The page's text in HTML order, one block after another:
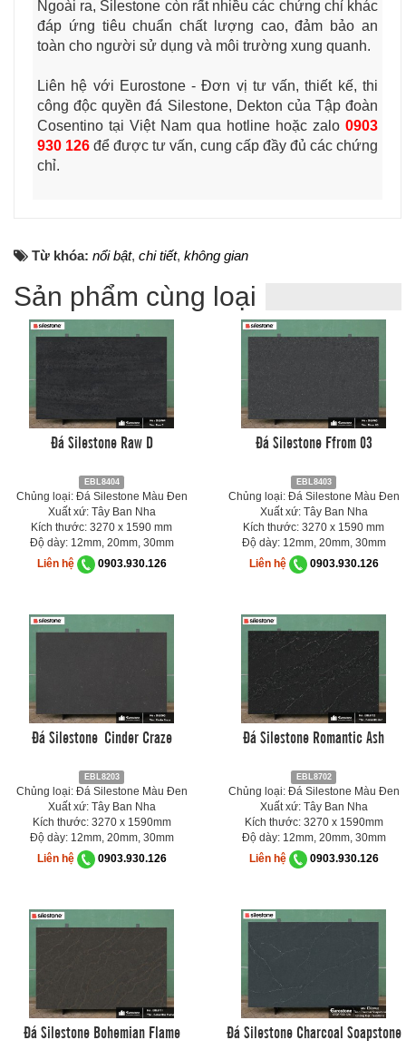
Ngoài ra, Silestone còn rất nhiều các chứng chỉ khác
đáp ứng tiêu chuẩn chất lượng cao, đảm bảo an
toàn cho người sử dụng và môi trường xung quanh.
Liên hệ với Eurostone - Đơn vị tư vấn, thiết kế, thi
công độc quyền đá Silestone, Dekton của Tập đoàn
Cosentino tại Việt Nam qua hotline hoặc zalo 0903
930 126 để được tư vấn, cung cấp đầy đủ các chứng
chỉ.
Từ khóa: nổi bật, chi tiết, không gian
Sản phẩm cùng loại
Đá Silestone Raw D
EBL8404
Chủng loại: Đá Silestone Màu Đen
Xuất xứ: Tây Ban Nha
Kích thước: 3270 x 1590 mm
Độ dày: 12mm, 20mm, 30mm
Liên hệ
0903.930.126
Đá Silestone Ffrom 03
EBL8403
Chủng loại: Đá Silestone Màu Đen
Xuất xứ: Tây Ban Nha
Kích thước: 3270 x 1590 mm
Độ dày: 12mm, 20mm, 30mm
Liên hệ
0903.930.126
Đá Silestone Cinder Craze
EBL8203
Chủng loại: Đá Silestone Màu Đen
Xuất xứ: Tây Ban Nha
Kích thước: 3270 x 1590mm
Độ dày: 12mm, 20mm, 30mm
Liên hệ
0903.930.126
Đá Silestone Romantic Ash
EBL8702
Chủng loại: Đá Silestone Màu Đen
Xuất xứ: Tây Ban Nha
Kích thước: 3270 x 1590mm
Độ dày: 12mm, 20mm, 30mm
Liên hệ
0903.930.126
Đá Silestone Bohemian Flame Đá Silestone Charcoal Soapstone